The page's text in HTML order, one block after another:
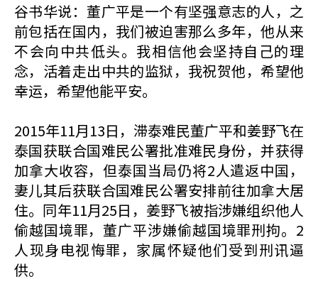
谷书华说：董广平是一个有坚强意志的人，之
前包括在国内，我们被迫害那么多年，他从来
不会向中共低头。我相信他会坚持自己的理
念，活着走出中共的监狱，我祝贺他，希望他
幸运，希望他能平安。
2015年11月13日，滞泰难民董广平和姜野飞在
泰国获联合国难民公署批准难民身份，并获得
加拿大收容，但泰国当局仍将2人遣返中国，
妻儿其后获联合国难民公署安排前往加拿大居
住。同年11月25日，姜野飞被指涉嫌组织他人
偷越国境罪，董广平涉嫌偷越国境罪刑拘。2
人现身电视悔罪，家属怀疑他们受到刑讯逼
供。